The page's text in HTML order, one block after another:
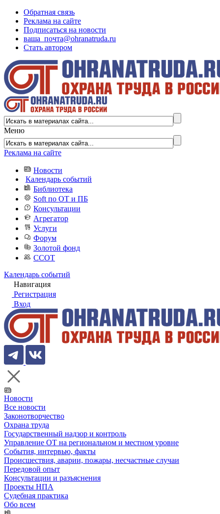
Обратная связь
Реклама на сайте
Подписаться на новости
ваша_почта@ohranatruda.ru
Стать автором
Меню
Реклама на сайте
Новости
Календарь событий
Библиотека
Soft по ОТ и ПБ
Консультации
Агрегатор
Услуги
Форум
Золотой фонд
ССОТ
Календарь событий
Навигация
Регистрация
Вход
Новости
Все новости
Законотворчество
Охрана труда
Государственный надзор и контроль
Управление ОТ на региональном и местном уровне
События, интервью, факты
Происшествия, аварии, пожары, несчастные случаи
Передовой опыт
Консультации и разъяснения
Проекты НПА
Судебная практика
Обо всем